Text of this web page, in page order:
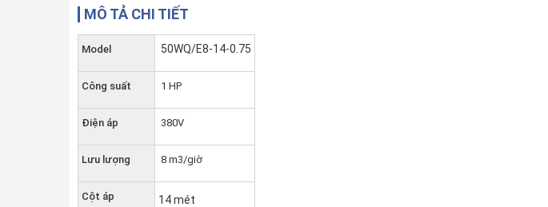
MÔ TẢ CHI TIẾT
Model 50WQ/E8-14-0.75
Công suất 1 HP
Điện áp 380V
Lưu lượng 8 m3/giờ
Cột áp 14 mét